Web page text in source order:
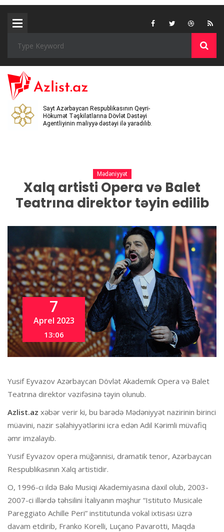
Sayt Azərbaycan Respublikasının Qeyri-
Hökumət Təşkilatlarına Dövlət Dəstəyi
Agentliyinin maliyyə dəstəyi ilə yaradılıb.
Mədəniyyət
Xalq artisti Opera və Balet
Teatrına direktor təyin edilib
7
Aprel 2023
13:06
Yusif Eyvazov Azərbaycan Dövlət Akademik Opera və Balet
Teatrına direktor vəzifəsinə təyin olunub.
Azlist.az xəbər verir ki, bu barədə Mədəniyyət nazirinin birinci
müavini, nazir səlahiyyətlərini icra edən Adil Kərimli müvafiq
əmr imzalayıb.
Yusif Eyvazov opera müğənnisi, dramatik tenor, Azərbaycan
Respublikasının Xalq artistidir.
O, 1996-cı ildə Bakı Musiqi Akademiyasına daxil olub, 2003-
2007-ci illərdə təhsilini İtaliyanın məşhur “Istituto Musicale
Pareggiato Achille Peri” institutunda vokal ixtisası üzrə
davam etdirib, Franko Korelli, Luçano Pavarotti, Maqda